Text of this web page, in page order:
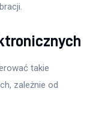
takie
zależnie od